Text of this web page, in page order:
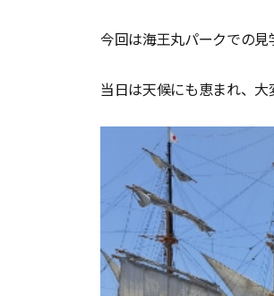
今回は海王丸パークでの見
当日は天候にも恵まれ、大